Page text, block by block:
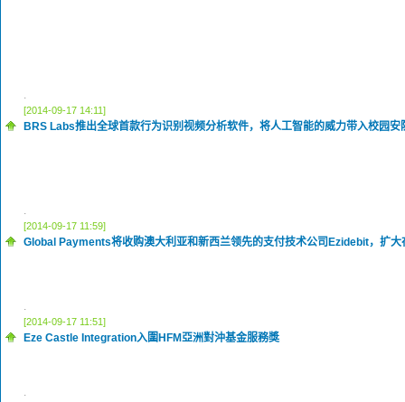
.
[2014-09-17 14:11]
BRS Labs推出全球首款行为识别视频分析软件，将人工智能的威力带入校园安
.
[2014-09-17 11:59]
Global Payments将收购澳大利亚和新西兰领先的支付技术公司Ezidebit，扩大
.
[2014-09-17 11:51]
Eze Castle Integration入圍HFM亞洲對沖基金服務獎
.